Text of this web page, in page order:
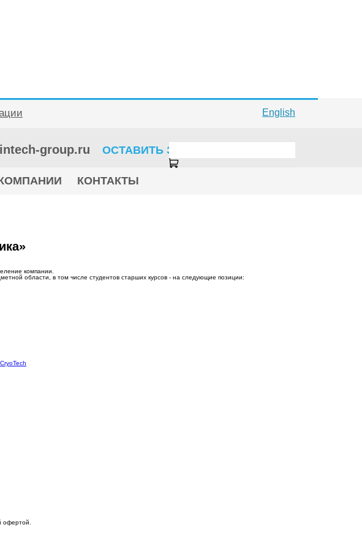
English
group.ru ОСТАВИТЬ ЗАЯВКУ
КОНТАКТЫ
компании.
области, в том числе студентов старших курсов - на следующие позиции:
офертой.